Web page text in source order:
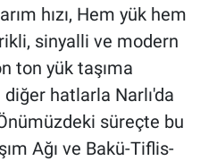
hızı, Hem yük hem
sinyalli ve modern
ton yük taşıma
hatlarla Narlı'da
süreçte bu
Ağı ve Bakü-Tiflis-